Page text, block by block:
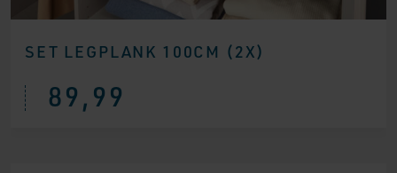
SET LEGPLANK 100CM (2X)
89,99